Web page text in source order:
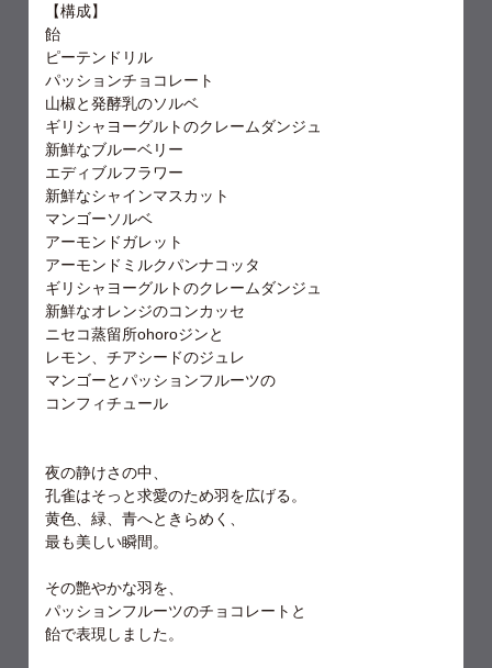
【構成】
飴
ピーテンドリル
パッションチョコレート
山椒と発酵乳のソルベ
ギリシャヨーグルトのクレームダンジュ
新鮮なブルーベリー
エディブルフラワー
新鮮なシャインマスカット
マンゴーソルベ
アーモンドガレット
アーモンドミルクパンナコッタ
ギリシャヨーグルトのクレームダンジュ
新鮮なオレンジのコンカッセ
ニセコ蒸留所ohoroジンと
レモン、チアシードのジュレ
マンゴーとパッションフルーツの
コンフィチュール
夜の静けさの中、
孔雀はそっと求愛のため羽を広げる。
黄色、緑、青へときらめく、
最も美しい瞬間。
その艶やかな羽を、
パッションフルーツのチョコレートと
飴で表現しました。